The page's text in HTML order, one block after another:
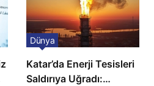
Katar’da Enerji Tesisleri
Saldırıya Uğradı:
Dünya